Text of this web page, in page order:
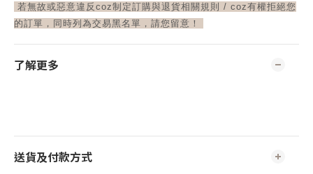
若無故或惡意違反coz制定訂購與退貨相關規則 / coz有權拒絕您
的訂單，同時列為交易黑名單，請您留意！
了解更多
送貨及付款方式